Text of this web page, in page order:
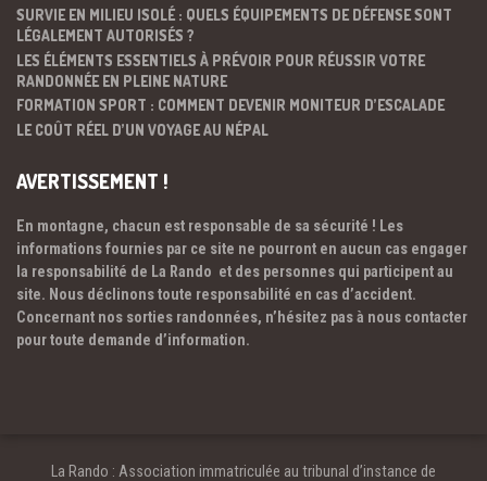
SURVIE EN MILIEU ISOLÉ : QUELS ÉQUIPEMENTS DE DÉFENSE SONT
LÉGALEMENT AUTORISÉS ?
LES ÉLÉMENTS ESSENTIELS À PRÉVOIR POUR RÉUSSIR VOTRE
RANDONNÉE EN PLEINE NATURE
FORMATION SPORT : COMMENT DEVENIR MONITEUR D’ESCALADE
LE COÛT RÉEL D’UN VOYAGE AU NÉPAL
AVERTISSEMENT !
En montagne, chacun est responsable de sa sécurité ! Les
informations fournies par ce site ne pourront en aucun cas engager
la responsabilité de La Rando et des personnes qui participent au
site. Nous déclinons toute responsabilité en cas d’accident.
Concernant nos sorties randonnées, n’hésitez pas à nous contacter
pour toute demande d’information.
La Rando : Association immatriculée au tribunal d’instance de